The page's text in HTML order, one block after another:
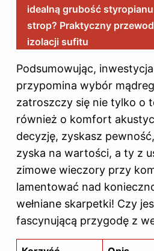
idealną grubość
strop? Praktyczny
izolacji sufitu
Podsumowując,
przypomina wybór
zatroszczy się nie tylko o
również o komfort
decyzję, zyskasz
zyska na wartości, a ty z
zimowe wieczory przy
lamentować nad
wełniane skarpetki! Czy
fascynującą przygodę z